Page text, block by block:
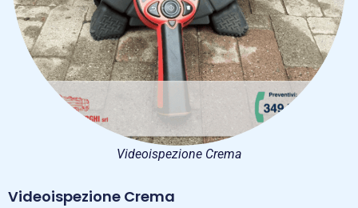
Videoispezione Crema
Videoispezione Crema